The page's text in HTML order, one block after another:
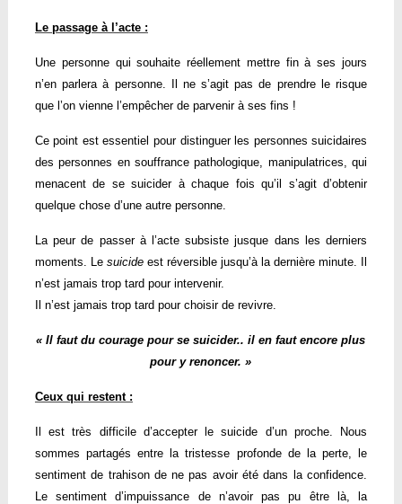
Le passage à l’acte :
Une personne qui souhaite réellement mettre fin à ses jours
n’en parlera à personne. Il ne s’agit pas de prendre le risque
que l’on vienne l’empêcher de parvenir à ses fins !
Ce point est essentiel pour distinguer les personnes suicidaires
des personnes en souffrance pathologique, manipulatrices, qui
menacent de se suicider à chaque fois qu’il s’agit d’obtenir
quelque chose d’une autre personne.
La peur de passer à l’acte subsiste jusque dans les derniers
moments. Le suicideest réversible jusqu’à la dernière minute. Il
n’est jamais trop tard pour intervenir.
Il n’est jamais trop tard pour choisir de revivre.
« Il faut du courage pour se suicider.. il en faut encore plus
pour y renoncer. »
Ceux qui restent :
Il est très difficile d’accepter le suicide d’un proche. Nous
sommes partagés entre la tristesse profonde de la perte, le
sentiment de trahison de ne pas avoir été dans la confidence.
Le sentiment d’impuissance de n’avoir pas pu être là, la